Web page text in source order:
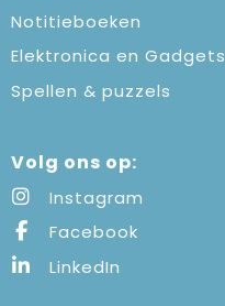
Notitieboeken
Elektronica en Gadgets
Spellen & puzzels
Volg ons op:
Instagram
Facebook
LinkedIn